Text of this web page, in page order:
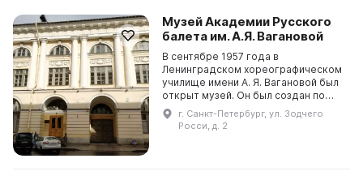
Музей Академии Русского
балета им. А.Я. Вагановой
В сентябре 1957 года в
Ленинградском хореографическом
училище имени А. Я. Вагановой был
открыт музей. Он был создан по
инициативе Мариэтты
Харлампиевны Франгопуло -
выпускницы Петроградского
г. Санкт-Петербург, ул. Зодчего
Росси, д. 2